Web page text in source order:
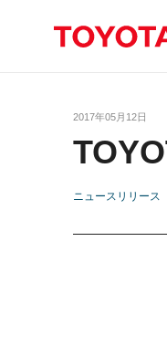
2017年05月12日
ニュースリリース